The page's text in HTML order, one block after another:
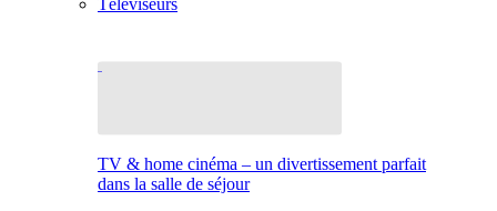
Téléviseurs
TV & home cinéma – un divertissement parfait
dans la salle de séjour